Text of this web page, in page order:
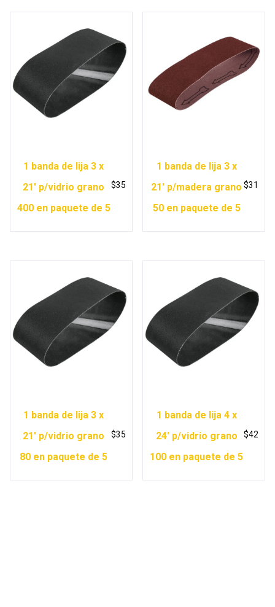
1 banda de lija 3 x
21′ p/vidrio grano
400 en paquete de 5
$35
1 banda de lija 3 x
21′ p/madera grano
50 en paquete de 5
$31
1 banda de lija 3 x
21′ p/vidrio grano
80 en paquete de 5
$35
1 banda de lija 4 x
24′ p/vidrio grano
100 en paquete de 5
$42